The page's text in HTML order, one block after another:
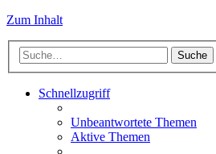
Zum Inhalt
Suche
Schnellzugriff
Unbeantwortete Themen
Aktive Themen